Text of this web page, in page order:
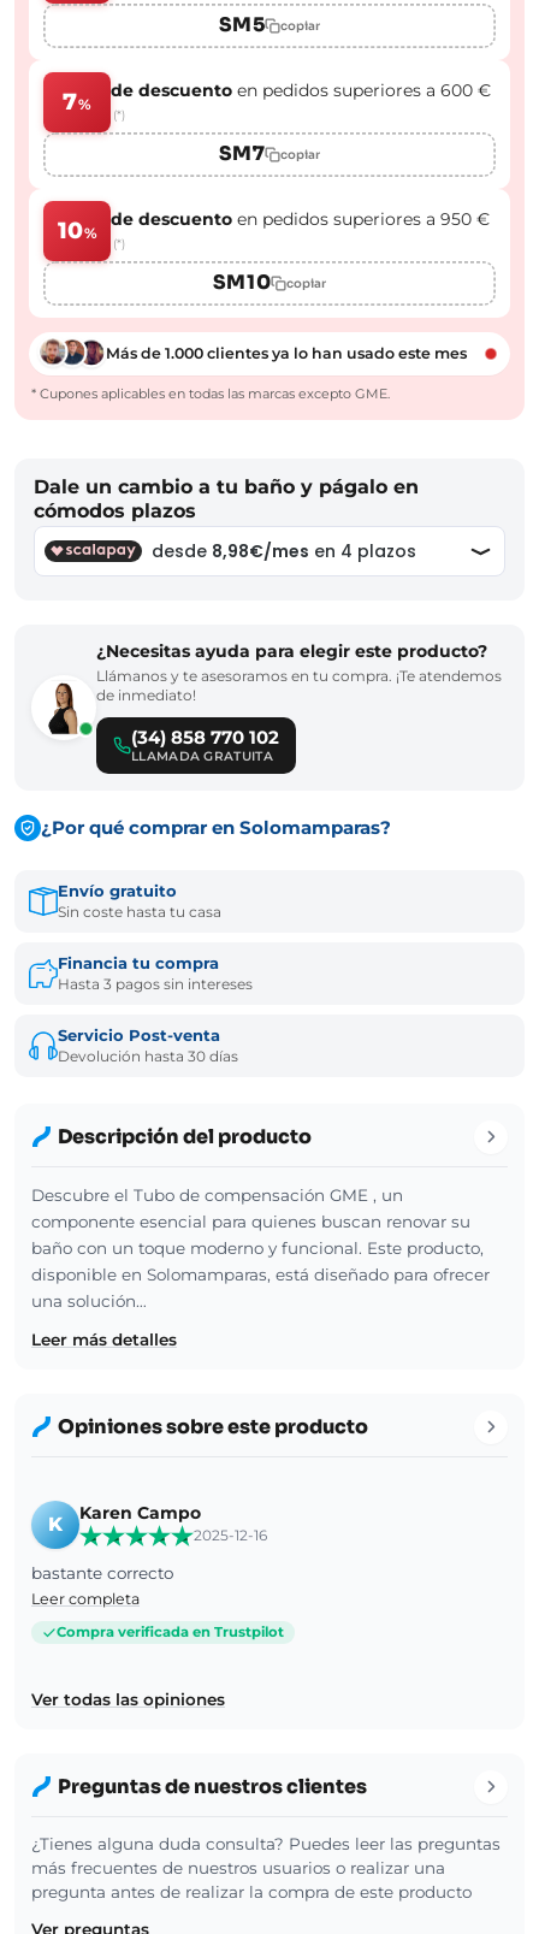
SM5 copiar
7%
de descuento en pedidos superiores a 600 €
(*)
SM7 copiar
10%
de descuento en pedidos superiores a 950 €
(*)
SM10 copiar
Más de 1.000 clientes ya lo han usado este mes
* Cupones aplicables en todas las marcas excepto GME.
Dale un cambio a tu baño y págalo en
cómodos plazos
¿Necesitas ayuda para elegir este producto?
Llámanos y te asesoramos en tu compra. ¡Te atendemos
de inmediato!
(34) 858 770 102
LLAMADA GRATUITA
¿Por qué comprar en Solomamparas?
Envío gratuito
Sin coste hasta tu casa
Financia tu compra
Hasta 3 pagos sin intereses
Servicio Post-venta
Devolución hasta 30 días
Descripción del producto
Descubre el Tubo de compensación GME , un
componente esencial para quienes buscan renovar su
baño con un toque moderno y funcional. Este producto,
disponible en Solomamparas, está diseñado para ofrecer
una solución…
Leer más detalles
Opiniones sobre este producto
K
Karen Campo
2025-12-16
bastante correcto
Leer completa
Compra verificada en Trustpilot
Ver todas las opiniones
Preguntas de nuestros clientes
¿Tienes alguna duda consulta? Puedes leer las preguntas
más frecuentes de nuestros usuarios o realizar una
pregunta antes de realizar la compra de este producto
Ver preguntas